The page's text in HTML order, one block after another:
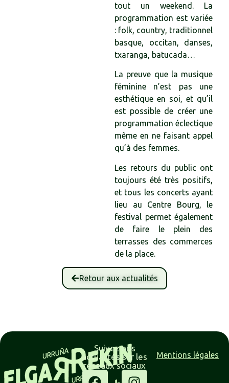
tout un weekend. La
programmation est variée
: folk, country, traditionnel
basque, occitan, danses,
txaranga, batucada…
La preuve que la musique
féminine n’est pas une
esthétique en soi, et qu’il
est possible de créer une
programmation éclectique
même en ne faisant appel
qu’à des femmes.
Les retours du public ont
toujours été très positifs,
et tous les concerts ayant
lieu au Centre Bourg, le
festival permet également
de faire le plein des
terrasses des commerces
de la place.
Retour aux actualités
Suivez nos
actualités sur les
réseaux sociaux
Mentions légales